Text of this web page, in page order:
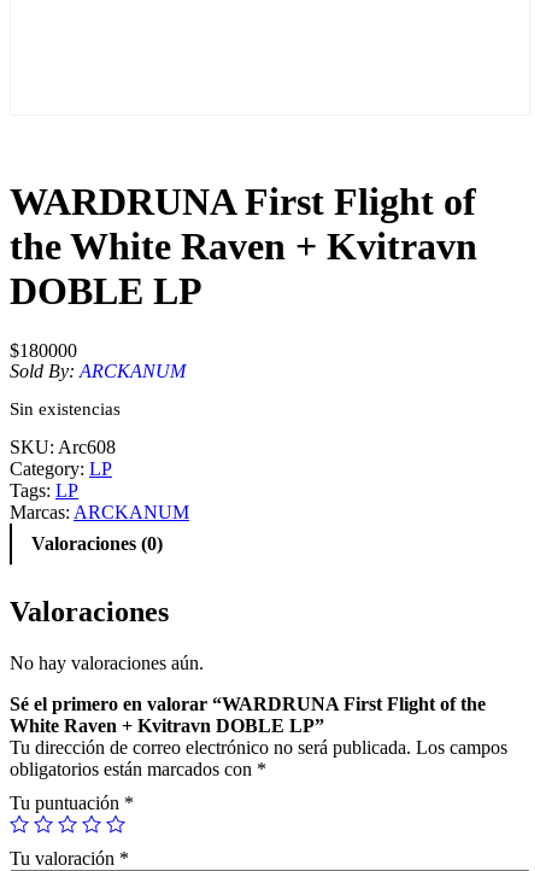
WARDRUNA First Flight of
the White Raven + Kvitravn
DOBLE LP
$180000
Sold By: ARCKANUM
Sin existencias
SKU: Arc608
Category: LP
Tags: LP
Marcas: ARCKANUM
Valoraciones (0)
Valoraciones
No hay valoraciones aún.
Sé el primero en valorar “WARDRUNA First Flight of the
White Raven + Kvitravn DOBLE LP”
Tu dirección de correo electrónico no será publicada. Los campos
obligatorios están marcados con *
Tu puntuación *
Tu valoración *